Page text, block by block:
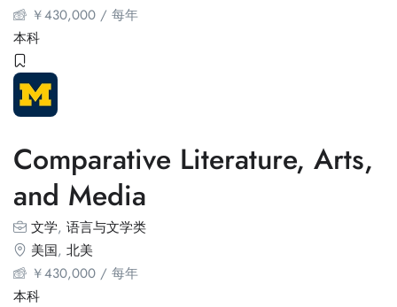
￥430,000 / 每年
本科
Comparative Literature, Arts,
and Media
文学, 语言与文学类
美国, 北美
￥430,000 / 每年
本科